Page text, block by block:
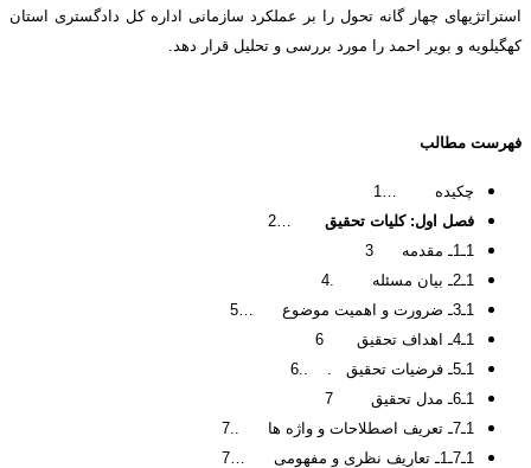
استراتژی­های چهار گانه تحول را بر عملکرد سازمانی اداره کل دادگستری استان
کهگیلویه و بویر احمد را مورد بررسی و تحلیل قرار دهد.
فهرست مطالب
چکیده …1
فصل اول: کلیات تحقیق
1ـ1ـ مقدمه 3
1ـ2ـ بیان مسئله .4
1ـ3ـ ضرورت و اهمیت موضوع …5
1ـ4ـ اهداف تحقیق 6
1ـ5ـ فرضیات تحقیق . ..6
1ـ6ـ مدل تحقیق 7
1ـ7ـ تعریف اصطلاحات و واژه ها ..7
1ـ7ـ1ـ تعاریف نظری و مفهومی …7